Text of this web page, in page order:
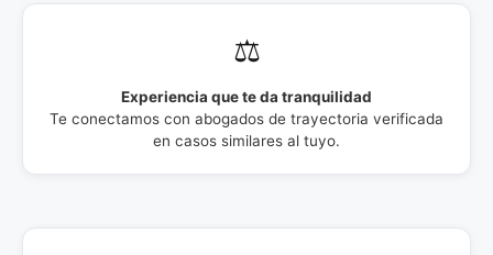
⚖️
Experiencia que te da tranquilidad
Te conectamos con abogados de trayectoria verificada
en casos similares al tuyo.